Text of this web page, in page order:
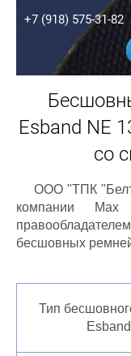
+7 (918) 575-31-82
Esband NE
со
ООО "ТПК
компании Max
бесшовных
Тип
Esband